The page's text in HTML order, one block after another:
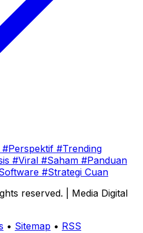
#Perspektif #Trending
#Viral #Saham #Panduan
#Strategi Cuan
reserved.
| Media Digital
• Sitemap • RSS